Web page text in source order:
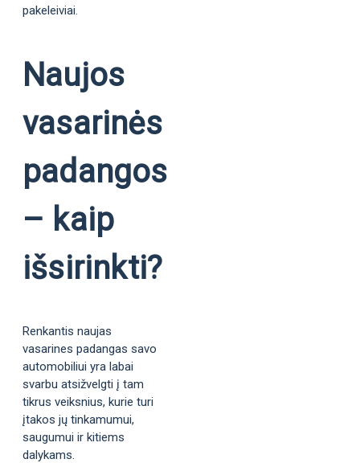
pakeleiviai.
Naujos
vasarinės
padangos
– kaip
išsirinkti?
Renkantis naujas
vasarines padangas savo
automobiliui yra labai
svarbu atsižvelgti į tam
tikrus veiksnius, kurie turi
įtakos jų tinkamumui,
saugumui ir kitiems
dalykams.